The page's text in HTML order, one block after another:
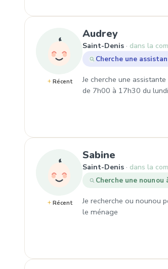
Récent
Audrey,
Saint-Denis dans la
Cherche une
Je cherche une
de 7h00 à 17h30 du
Récent
Sabine
Saint-Denis dans la
Cherche une nounou
Je recherche ou nounou
le ménage